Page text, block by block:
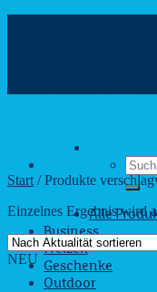
nach:
Alle
Business
Freizeit
Geschenke
Outdoor
Start /Produkte
Einzelnes Ergebnis wird
NEU